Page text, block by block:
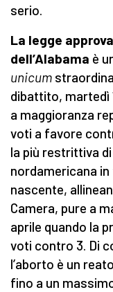
serio.
La legge
dell’Alabama è
unicum
dibattito, martedì
a maggioranza
voti a favore
la più restrittiva
nordamericana
nascente,
Camera, pure a
aprile quando la
voti contro 3. Di
l’aborto è un
fino a un